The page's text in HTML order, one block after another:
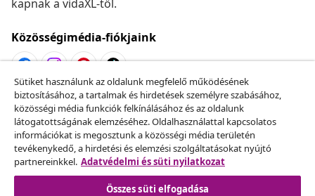
kapnak a vidaXL-től.
Közösségimédia-fiókjaink
Szerződéstől való elállás
Küldj be egy rendelés lemondására vonatkozó
kérelmet.
Szerződéstől való elállás
Sütiket használunk az oldalunk megfelelő működésének
biztosításához, a tartalmak és hirdetések személyre szabásához,
közösségi média funkciók felkínálásához és az oldalunk
látogatottságának elemzéséhez. Oldalhasználattal kapcsolatos
információkat is megosztunk a közösségi média területén
tevékenykedő, a hirdetési és elemzési szolgáltatásokat nyújtó
partnereinkkel. Adatvédelmi és süti nyilatkozat
Összes süti elfogadása